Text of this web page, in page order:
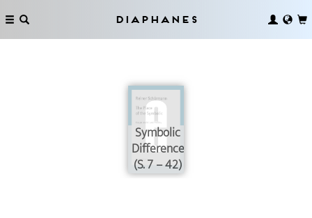
Diaphanes
Symbolic
Difference
(S. 7 – 42)